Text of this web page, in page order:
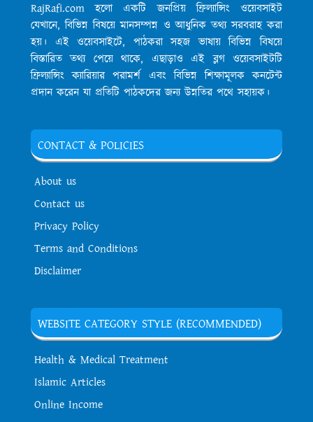
RajRafi.com হলো একটি জনপ্রিয় ফ্রিল্যান্সিং ওয়েবসাইট
যেখানে, বিভিন্ন বিষয়ে মানসম্পন্ন ও আধুনিক তথ্য সরবরাহ করা
হয়। এই ওয়েবসাইটে, পাঠকরা সহজ ভাষায় বিভিন্ন বিষয়ে
বিস্তারিত তথ্য পেয়ে থাকে, এছাড়াও এই ব্লগ ওয়েবসাইটটি
ফ্রিল্যান্সিং ক্যারিয়ার পরামর্শ এবং বিভিন্ন শিক্ষামূলক কনটেন্ট
প্রদান করেন যা প্রতিটি পাঠকদের জন্য উন্নতির পথে সহায়ক।
CONTACT & POLICIES
About us
Contact us
Privacy Policy
Terms and Conditions
Disclaimer
WEBSITE CATEGORY STYLE (RECOMMENDED)
Health & Medical Treatment
Islamic Articles
Online Income